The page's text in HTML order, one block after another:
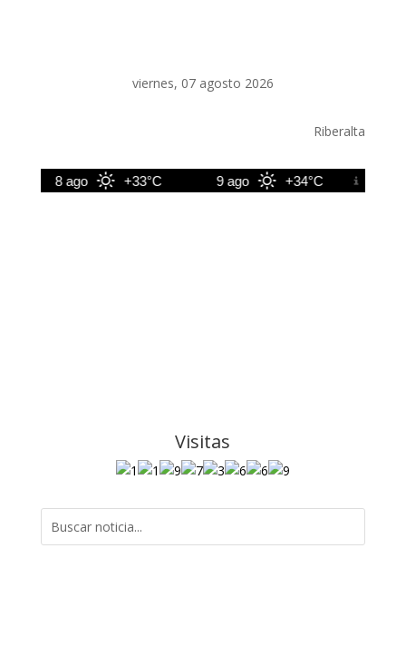
viernes, 07 agosto 2026
Riberalta
8 ago +33°C 9 ago +34°C
Visitas